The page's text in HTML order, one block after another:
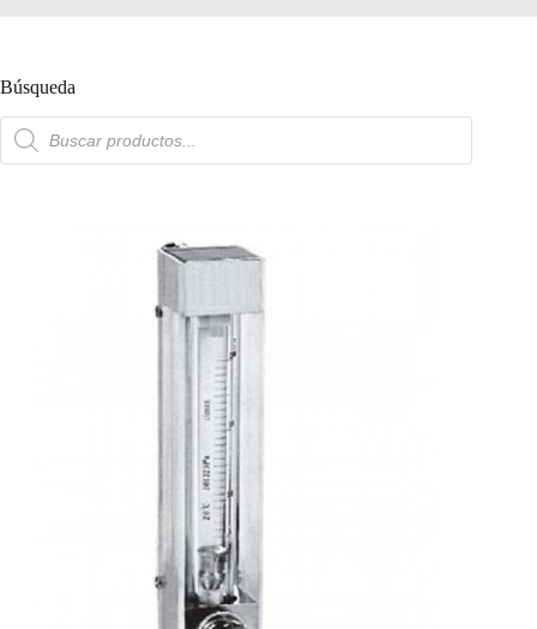
Búsqueda
Búsqueda
de
productos